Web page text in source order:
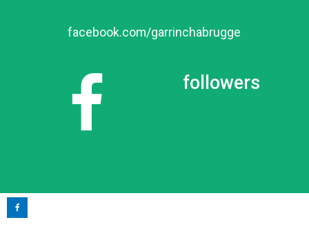
facebook.com/garrinchabrugge
followers